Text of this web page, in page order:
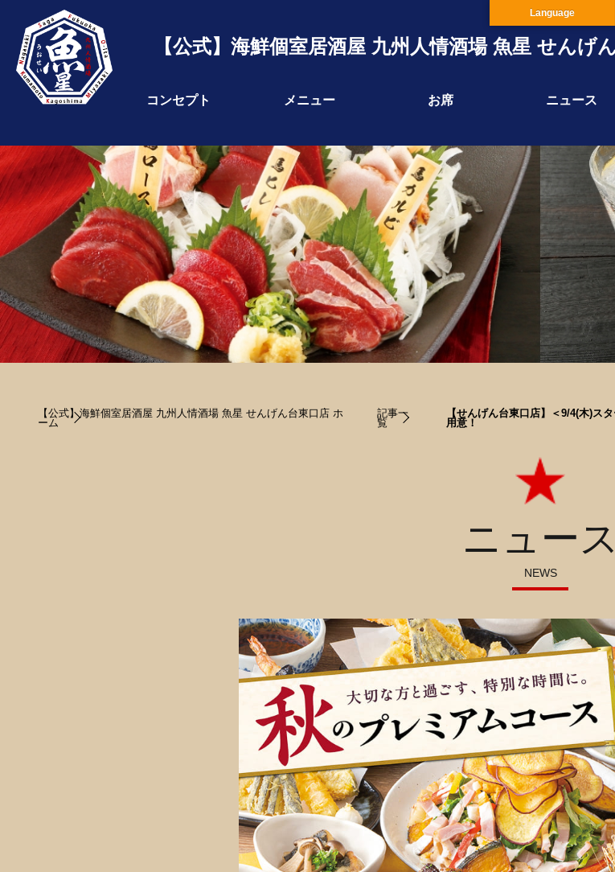
【公式】海鮮個室居酒屋 九州人情酒場 魚星 せんげ
コンセプト メニュー お席 ニュース
【公式】海鮮個室居酒屋 九州人情酒場 魚星 せんげん台東口店 ホ
ーム
記事一
覧
【せんげん台東口店】＜9/4(木)ス
用意！
ニュース
NEWS
Language